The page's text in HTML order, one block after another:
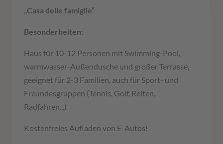
„Casa delle famiglie“
Besonderheiten:
Haus für 10-12 Personen mit Swimming-Pool,
warmwasser-Außendusche und großer Terrasse,
geeignet für 2-3 Familien, auch für Sport- und
Freundesgruppen (Tennis, Golf, Reiten,
Radfahren...)
Kostenfreies Aufladen von E-Autos!